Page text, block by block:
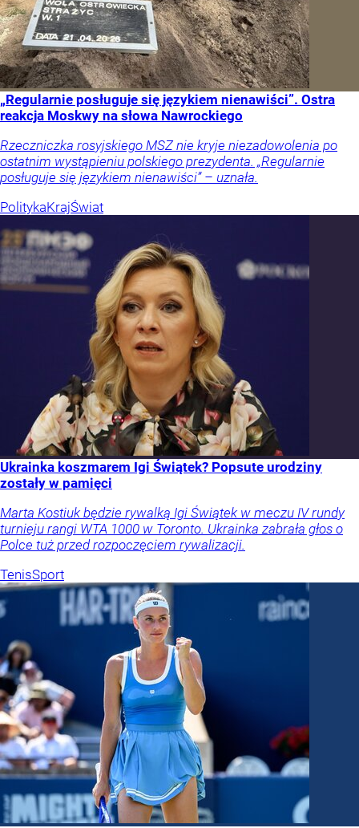
„Regularnie posługuje się językiem nienawiści”. Ostra
reakcja Moskwy na słowa Nawrockiego
Rzeczniczka rosyjskiego MSZ nie kryje niezadowolenia po
ostatnim wystąpieniu polskiego prezydenta. „Regularnie
posługuje się językiem nienawiści” – uznała.
PolitykaKrajŚwiat
Ukrainka koszmarem Igi Świątek? Popsute urodziny
zostały w pamięci
Marta Kostiuk będzie rywalką Igi Świątek w meczu IV rundy
turnieju rangi WTA 1000 w Toronto. Ukrainka zabrała głos o
Polce tuż przed rozpoczęciem rywalizacji.
TenisSport